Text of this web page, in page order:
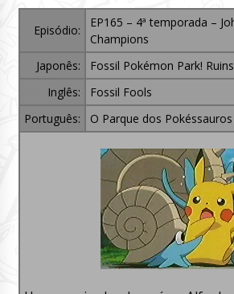
Episódio:
EP165 – 4ª temporada –
Champions
Japonês:
Fossil Pokémon Park!
Inglês:
Fossil Fools
Português:
O Parque dos Pokéssauros